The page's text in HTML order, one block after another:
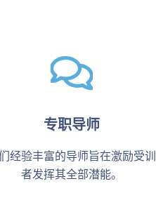
专职导师
经验丰富的导师旨在激励受训
者发挥其全部潜能。